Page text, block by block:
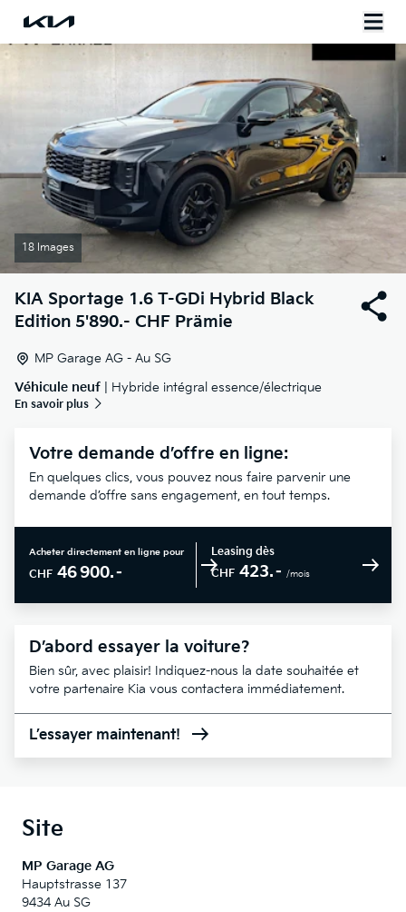
18 Images
KIA Sportage 1.6 T-GDi Hybrid Black
Edition 5'890.- CHF Prämie
MP Garage AG - Au SG
Véhicule neuf | Hybride intégral essence/électrique
En savoir plus
Votre demande d’offre en ligne:
En quelques clics, vous pouvez nous faire parvenir une
demande d’offre sans engagement, en tout temps.
Acheter directement en ligne pour
CHF 46 900.–
Leasing dès
CHF 423.– /mois
D’abord essayer la voiture?
Bien sûr, avec plaisir! Indiquez-nous la date souhaitée et
votre partenaire Kia vous contactera immédiatement.
L’essayer maintenant!
Site
MP Garage AG
Hauptstrasse 137
9434 Au SG